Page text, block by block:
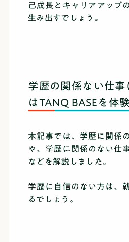
己成長とキャリアアップ
生み出すでしょう。
学歴の関係ない仕事
はTANQ BASEを体
本記事では、学歴に関係
や、学歴に関係のない仕
などを解説しました。
学歴に自信のない方は、
るでしょう。